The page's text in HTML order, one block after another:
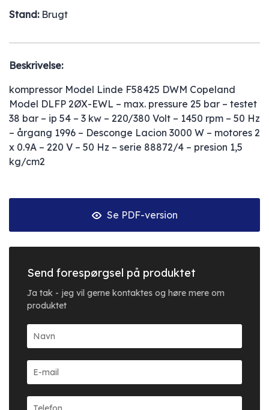
Stand: Brugt
Beskrivelse:
kompressor Model Linde F58425 DWM Copeland
Model DLFP 2ØX-EWL – max. pressure 25 bar – testet
38 bar – ip 54 – 3 kw – 220/380 Volt – 1450 rpm – 50 Hz
– årgang 1996 – Desconge Lacion 3000 W – motores 2
x 0.9A – 220 V – 50 Hz – serie 88872/4 – presion 1,5
kg/cm2
Se PDF-version
Send forespørgsel på produktet
Ja tak - jeg vil gerne kontaktes og høre mere om
produktet